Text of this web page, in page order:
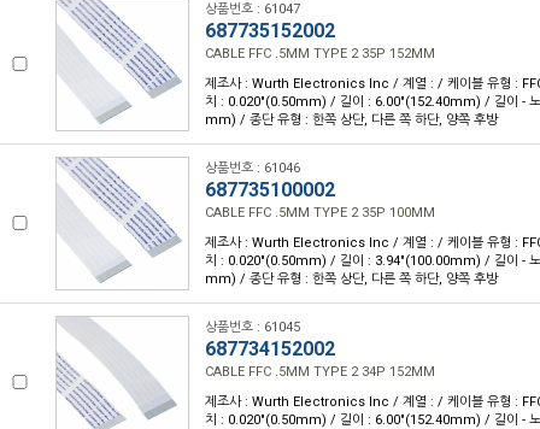
상품번호 : 61047
687735152002
CABLE FFC .5MM TYPE 2 35P 152MM
제조사 : Wurth Electronics Inc / 계열 : / 케이블 유형 :
치 : 0.020"(0.50mm) / 길이 : 6.00"(152.40mm) / 길이 -
mm) / 종단 유형 : 한쪽 상단, 다른 쪽 하단, 양쪽 후방
상품번호 : 61046
687735100002
CABLE FFC .5MM TYPE 2 35P 100MM
제조사 : Wurth Electronics Inc / 계열 : / 케이블 유형 :
치 : 0.020"(0.50mm) / 길이 : 3.94"(100.00mm) / 길이 -
mm) / 종단 유형 : 한쪽 상단, 다른 쪽 하단, 양쪽 후방
상품번호 : 61045
687734152002
CABLE FFC .5MM TYPE 2 34P 152MM
제조사 : Wurth Electronics Inc / 계열 : / 케이블 유형 :
치 : 0.020"(0.50mm) / 길이 : 6.00"(152.40mm) / 길이 -